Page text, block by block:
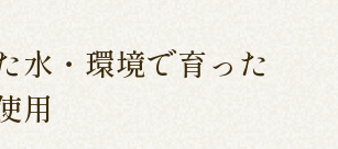
水・環境で育った
用